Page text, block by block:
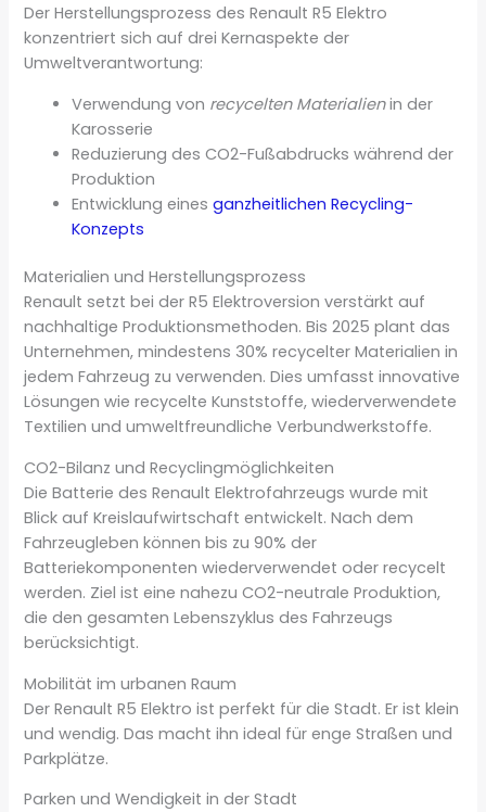
Der Herstellungsprozess des Renault R5 Elektro
konzentriert sich auf drei Kernaspekte der
Umweltverantwortung:
Verwendung von recycelten Materialienin der
Karosserie
Reduzierung des CO2-Fußabdrucks während der
Produktion
Entwicklung einesganzheitlichen Recycling-
Konzepts
Materialien und Herstellungsprozess
Renault setzt bei der R5 Elektroversion verstärkt auf
nachhaltige Produktionsmethoden. Bis 2025 plant das
Unternehmen, mindestens 30% recycelter Materialien in
jedem Fahrzeug zu verwenden. Dies umfasst innovative
Lösungen wie recycelte Kunststoffe, wiederverwendete
Textilien und umweltfreundliche Verbundwerkstoffe.
CO2-Bilanz und Recyclingmöglichkeiten
Die Batterie des Renault Elektrofahrzeugs wurde mit
Blick auf Kreislaufwirtschaft entwickelt. Nach dem
Fahrzeugleben können bis zu 90% der
Batteriekomponenten wiederverwendet oder recycelt
werden. Ziel ist eine nahezu CO2-neutrale Produktion,
die den gesamten Lebenszyklus des Fahrzeugs
berücksichtigt.
Mobilität im urbanen Raum
Der Renault R5 Elektro ist perfekt für die Stadt. Er ist klein
und wendig. Das macht ihn ideal für enge Straßen und
Parkplätze.
Parken und Wendigkeit in der Stadt